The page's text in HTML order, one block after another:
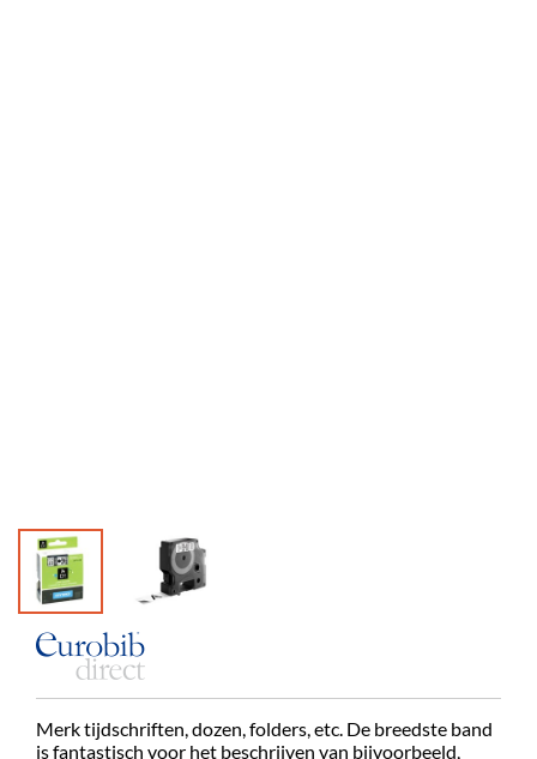
Merk tijdschriften, dozen, folders, etc. De breedste band
is fantastisch voor het beschrijven van bijvoorbeeld,